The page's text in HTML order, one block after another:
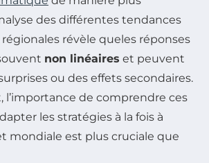
des différentes tendances
révèle queles réponses
non linéaires et peuvent
ou des effets secondaires.
l’importance de comprendre ces
les stratégies à la fois à
mondiale est plus cruciale que